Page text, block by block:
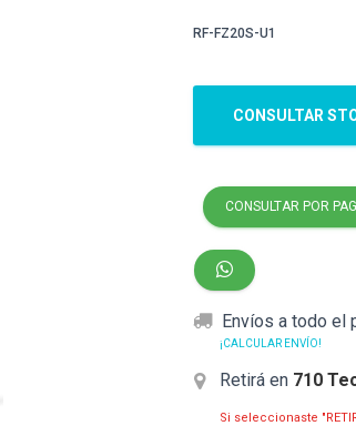
RF-FZ20S-U1
CONSULTAR
CONSULTAR POR
Envíos a todo el
¡CALCULAR ENVÍO!
Retirá en 710
Si seleccionaste